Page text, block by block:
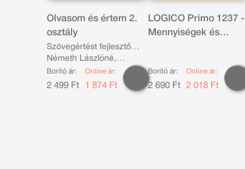
Olvasom és értem 2.
osztály
Szövegértést fejlesztő
gyakorlatok
Németh Lászlóné,
Seregélyné Szabó Klára
Borító ár:
2 499 Ft
Online ár:
1 874 Ft
LOGICO Primo 1237 -
Mennyiségek és
Borító ár:
2 690 Ft
Online ár:
2 018 Ft